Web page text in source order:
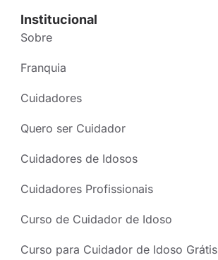
Institucional
Sobre
Franquia
Cuidadores
Quero ser Cuidador
Cuidadores de Idosos
Cuidadores Profissionais
Curso de Cuidador de Idoso
Curso para Cuidador de Idoso Grátis